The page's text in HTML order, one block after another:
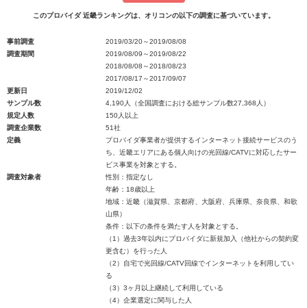
このプロバイダ 近畿ランキングは、オリコンの以下の調査に基づいています。
事前調査
2019/03/20～2019/08/08
調査期間
2019/08/09～2019/08/22
2018/08/08～2018/08/23
2017/08/17～2017/09/07
更新日
2019/12/02
サンプル数
4,190人（全国調査における総サンプル数27,368人）
規定人数
150人以上
調査企業数
51社
定義
プロバイダ事業者が提供するインターネット接続サービスのう
ち、近畿エリアにある個人向けの光回線/CATVに対応したサー
ビス事業を対象とする。
調査対象者
性別：指定なし
年齢：18歳以上
地域：近畿（滋賀県、京都府、大阪府、兵庫県、奈良県、和歌
山県）
条件：以下の条件を満たす人を対象とする。
（1）過去3年以内にプロバイダに新規加入（他社からの契約変
更含む）を行った人
（2）自宅で光回線/CATV回線でインターネットを利用してい
る
（3）3ヶ月以上継続して利用している
（4）企業選定に関与した人